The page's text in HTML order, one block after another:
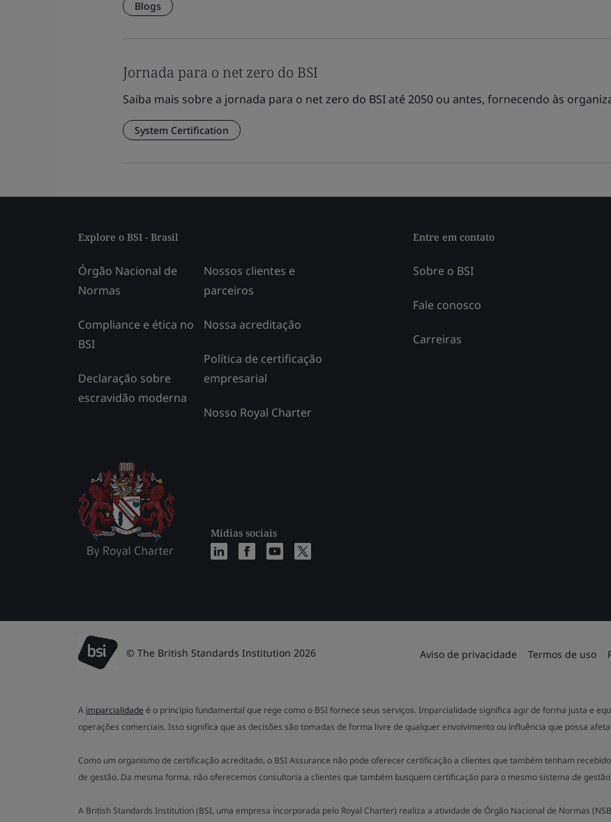
Blogs
Jornada para o net zero do BSI
Saiba mais sobre a jornada para o net zero do BSI até 2050 ou antes, fornecendo às
System Certification
Explore o BSI - Brasil
Órgão Nacional de
Normas
Compliance e ética no
BSI
Declaração sobre
escravidão moderna
Nossos clientes e
parceiros
Nossa acreditação
Política de certificação
empresarial
Nosso Royal Charter
Mídias sociais
Entre em contato
Sobre o BSI
Fale conosco
Carreiras
© The British Standards Institution 2026 Aviso de privacidade Termos de uso
A imparcialidade é o princípio fundamental que rege como o BSI fornece seus serviços. Imparcialidade significa agir de forma justa e
operações comerciais. Isso significa que as decisões são tomadas de forma livre de qualquer envolvimento ou influência que possa
Como um organismo de certificação acreditado, o BSI Assurance não pode oferecer certificação a clientes que também tenham
de gestão. Da mesma forma, não oferecemos consultoria a clientes que também busquem certificação para o mesmo sistema de
A British Standards Institution (BSI, uma empresa incorporada pelo Royal Charter) realiza a atividade de Órgão Nacional de Normas